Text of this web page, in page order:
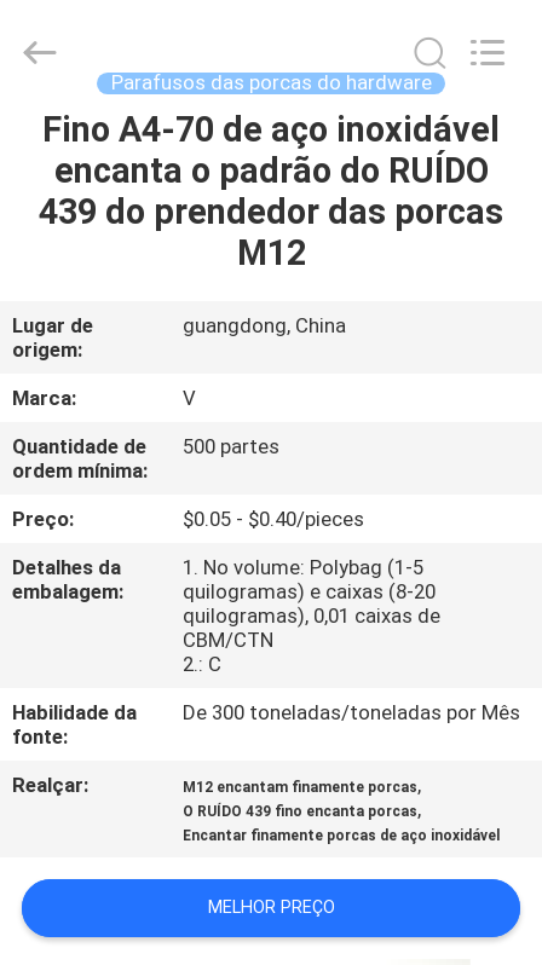
CASA
PRODUTOS
NÓS
EXCURSÃO
DA
FÁBRICA
CONTROLE
DA
MAPA
SITE
PRIVACY
POLICY
LTD.
Parafusos das porcas do hardware
Fino A4-70 de aço inoxidável
encanta o padrão do RUÍDO
439 do prendedor das porcas
M12
Lugar de
origem:
guangdong, China
Marca:
V
Quantidade de
ordem mínima:
500 partes
Preço:
$0.05 - $0.40/pieces
Detalhes da
embalagem:
1. No volume: Polybag (1-5
quilogramas) e caixas (8-20
quilogramas), 0,01 caixas de
CBM/CTN
2.: C
Habilidade da
fonte:
De 300 toneladas/toneladas por Mês
Realçar: M12 encantam finamente porcas,
O RUÍDO 439 fino encanta porcas,
Encantar finamente porcas de aço inoxidável
MELHOR PREÇO